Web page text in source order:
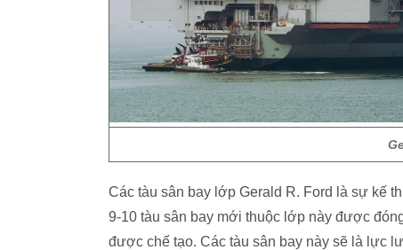
Các tàu sân bay lớp Gerald R. Ford là sự kế
9-10 tàu sân bay mới thuộc lớp này được
được chế tạo. Các tàu sân bay này sẽ là lực